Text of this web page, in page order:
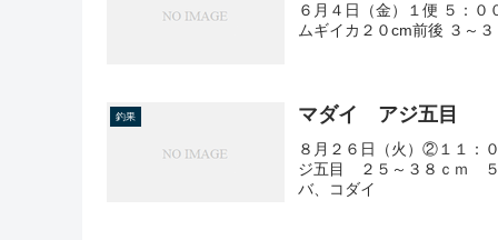
６月４日（金）１便 ５：
ムギイカ２０cm前後 ３～
釣果 マダイ アジ五目
８月２６日（火）②１１
ジ五目 ２５～３８ｃｍ
バ、コダイ